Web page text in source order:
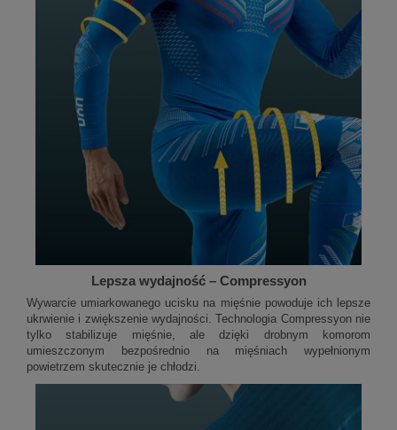
Lepsza wydajność – Compressyon
Wywarcie umiarkowanego ucisku na mięśnie powoduje ich lepsze
ukrwienie i zwiększenie wydajności. Technologia Compressyon nie
tylko stabilizuje mięśnie, ale dzięki drobnym komorom
umieszczonym bezpośrednio na mięśniach wypełnionym
powietrzem skutecznie je chłodzi.